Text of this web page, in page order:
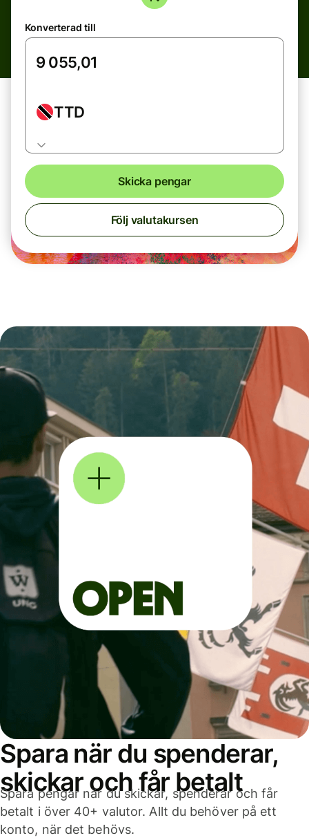
Konverterad till
TTD
Skicka pengar
Följ valutakursen
Spara när du spenderar,
skickar och får betalt
Spara pengar när du skickar, spenderar och får
betalt i över 40+ valutor. Allt du behöver på ett
konto, när det behövs.